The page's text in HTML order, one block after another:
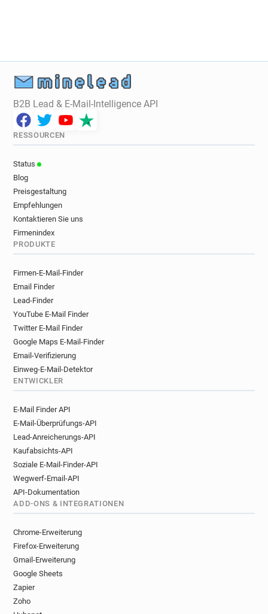
B2B Lead & E-Mail-Intelligence API
RESSOURCEN
Status
Blog
Preisgestaltung
Empfehlungen
Kontaktieren Sie uns
Firmenindex
PRODUKTE
Firmen-E-Mail-Finder
Email Finder
Lead-Finder
YouTube E-Mail Finder
Twitter E-Mail Finder
Google Maps E-Mail-Finder
Email-Verifizierung
Einweg-E-Mail-Detektor
ENTWICKLER
E-Mail Finder API
E-Mail-Überprüfungs-API
Lead-Anreicherungs-API
Kaufabsichts-API
Soziale E-Mail-Finder-API
Wegwerf-Email-API
API-Dokumentation
ADD-ONS & INTEGRATIONEN
Chrome-Erweiterung
Firefox-Erweiterung
Gmail-Erweiterung
Google Sheets
Zapier
Zoho